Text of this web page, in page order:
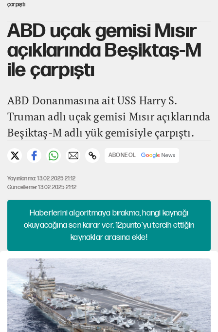
çarpıştı
ABD uçak gemisi Mısır
açıklarında Beşiktaş-M
ile çarpıştı
ABD Donanmasına ait USS Harry S.
Truman adlı uçak gemisi Mısır açıklarında
Beşiktaş-M adlı yük gemisiyle çarpıştı.
ABONE OL
Yayınlanma: 13.02.2025 21:12
Güncelleme: 13.02.2025 21:12
Haberlerini algoritmaya bırakma, hangi kaynağı
okuyacağına sen karar ver. 12punto'yu tercih ettiğin
kaynaklar arasına ekle!